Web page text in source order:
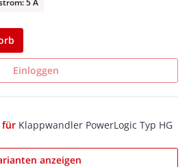
Einloggen
für Klappwandler PowerLogic Typ HG
anzeigen